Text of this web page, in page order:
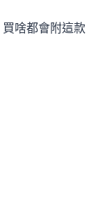
買啥都會附這款